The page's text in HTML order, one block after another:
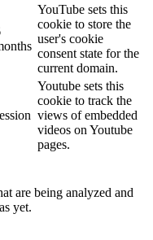
YouTube sets this
cookie to store the
user's cookie
consent state for the
current domain.
Youtube sets this
cookie to track the
views of embedded
videos on Youtube
pages.
are being analyzed and
yet.